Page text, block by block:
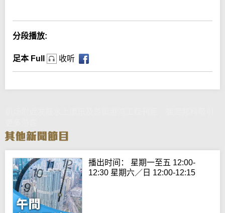
分段播放:
足本 Full 收听
播出时间： 星期一至五 12:00-
12:30 星期六／日 12:00-12:15